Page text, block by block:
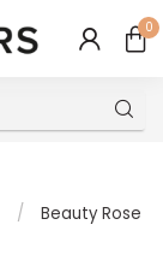
0
/ Beauty Rose